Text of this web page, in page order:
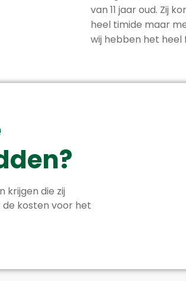
van 11 jaar oud. Zij
heel timide maar
wij hebben het heel
krijgen die zij
de kosten voor het